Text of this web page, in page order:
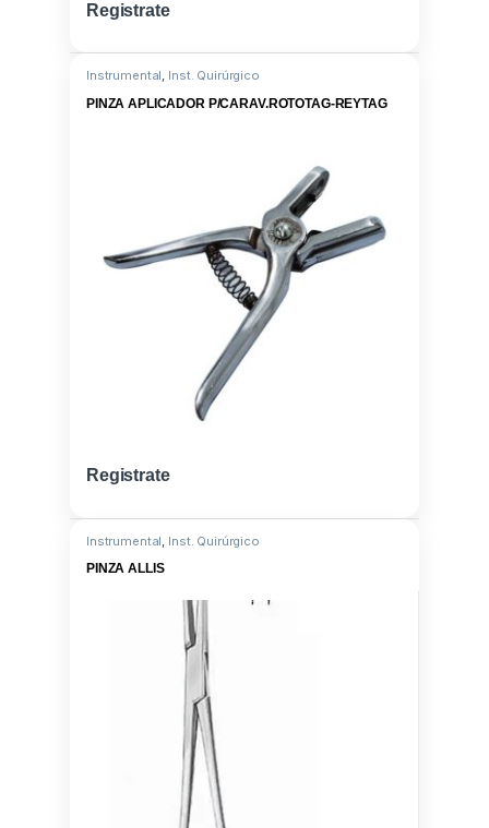
Registrate
Instrumental, Inst. Quirúrgico
PINZA APLICADOR P/CARAV.ROTOTAG-REYTAG
Registrate
Instrumental, Inst. Quirúrgico
PINZA ALLIS